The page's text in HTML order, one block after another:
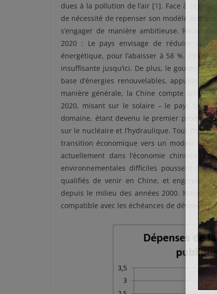
dues à la pollution de l’air [1]. Face à ces
de nécessité de repenser son modèle
s’engager de manière ambitieuse.
2020 : Le pays envisage de réduire sa
énergétique, pour l’abaisser à 58 %. Cette
insuffisante jusqu’ici. De plus, le
base d’énergies renouvelables, appuyant
manière générale, la Chine compte arriver
2020, misant sur le solaire – le pays table
domaine, étant devenu le premier
sur le nucléaire et l’hydraulique. Tout
transition économique vers un modèle
actuellement dans l’économie chinoise.
environnementales difficiles poussent les
qualifiés de venir en Chine, et engendre
depuis le milieu des années 2000. Mais si
compatible avec les échéances de